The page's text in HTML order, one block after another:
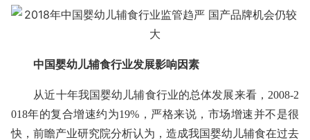
中国婴幼儿辅食行业发展影响因素
从近十年我国婴幼儿辅食行业的总体发展来看，2008-2
018年的复合增速约为19%，严格来说，市场增速并不是很
快，前瞻产业研究院分析认为，造成我国婴幼儿辅食在过去